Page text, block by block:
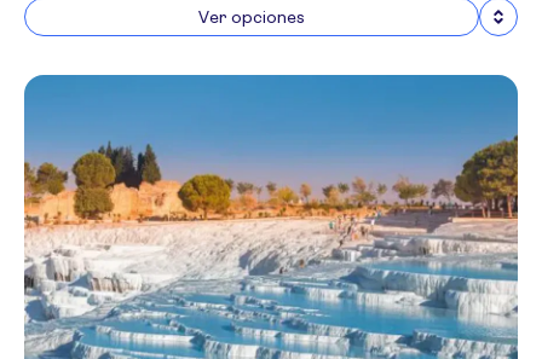
Ver opciones